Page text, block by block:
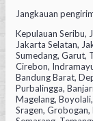
Jangkauan
Kepulauan Seribu,
Jakarta Selatan,
Sumedang, Garut,
Cirebon,
Bandung Barat,
Purbalingga,
Magelang,
Sragen, Grobogan,